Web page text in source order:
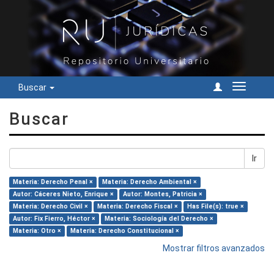
Buscar
Cambiar
Buscar
Ir
Materia: Derecho Penal ×
Materia: Derecho Ambiental ×
Autor: Cáceres Nieto, Enrique ×
Autor: Montes, Patricia ×
Materia: Derecho Civil ×
Materia: Derecho Fiscal ×
Has File(s): true ×
Autor: Fix Fierro, Héctor ×
Materia: Sociología del Derecho ×
Materia: Otro ×
Materia: Derecho Constitucional ×
Mostrar filtros avanzados